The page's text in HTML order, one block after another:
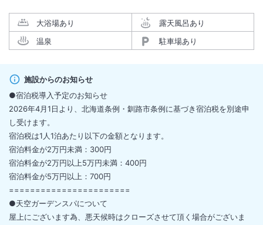
大浴場あり
露天風呂あり
温泉
駐車場あり
施設からのお知らせ
●宿泊税導入予定のお知らせ
2026年4月1日より、北海道条例・釧路市条例に基づき宿泊税を別途申
し受けます。
宿泊税は1人1泊あたり以下の金額となります。
宿泊料金が2万円未満：300円
宿泊料金が2万円以上5万円未満：400円
宿泊料金が5万円以上：700円
=======================
●天空ガーデンスパについて
屋上にございます為、悪天候時はクローズさせて頂く場合がございま